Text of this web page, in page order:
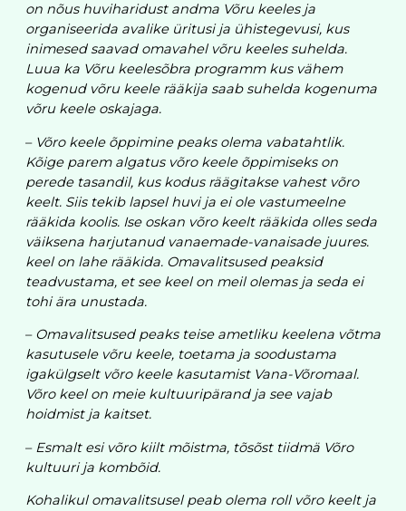
on nõus huviharidust andma Võru keeles ja
organiseerida avalike üritusi ja ühistegevusi, kus
inimesed saavad omavahel võru keeles suhelda.
Luua ka Võru keelesõbra programm kus vähem
kogenud võru keele rääkija saab suhelda kogenuma
võru keele oskajaga.
– Võro keele õppimine peaks olema vabatahtlik.
Kõige parem algatus võro keele õppimiseks on
perede tasandil, kus kodus räägitakse vahest võro
keelt. Siis tekib lapsel huvi ja ei ole vastumeelne
rääkida koolis. Ise oskan võro keelt rääkida olles seda
väiksena harjutanud vanaemade-vanaisade juures.
keel on lahe rääkida. Omavalitsused peaksid
teadvustama, et see keel on meil olemas ja seda ei
tohi ära unustada.
– Omavalitsused peaks teise ametliku keelena võtma
kasutusele võru keele, toetama ja soodustama
igakülgselt võro keele kasutamist Vana-Võromaal.
Võro keel on meie kultuuripärand ja see vajab
hoidmist ja kaitset.
– Esmalt esi võro kiilt mõistma, tõsõst tiidmä Võro
kultuuri ja kombõid.
Kohalikul omavalitsusel peab olema roll võro keelt ja